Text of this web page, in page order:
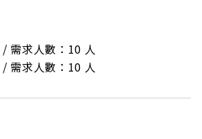
需求人數：10 人
需求人數：10 人